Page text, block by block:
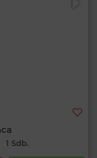
1 Sdb.